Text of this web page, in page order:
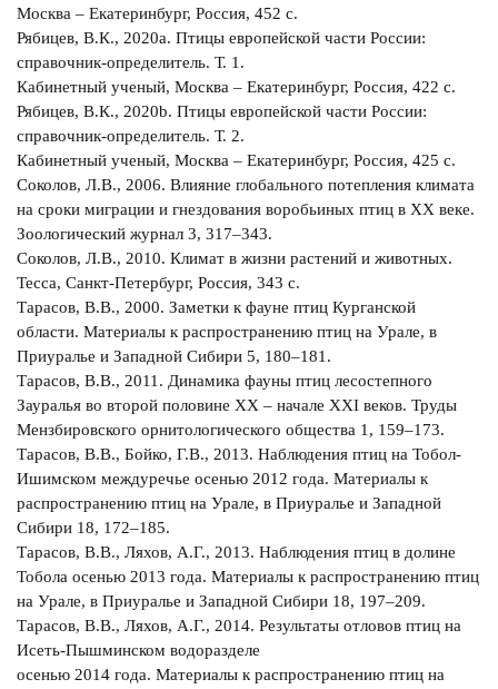
Москва – Екатеринбург, Россия, 452 с.
Рябицев, В.К., 2020a. Птицы европейской части России:
справочник-определитель. Т. 1.
Кабинетный ученый, Москва – Екатеринбург, Россия, 422 с.
Рябицев, В.К., 2020b. Птицы европейской части России:
справочник-определитель. Т. 2.
Кабинетный ученый, Москва – Екатеринбург, Россия, 425 с.
Соколов, Л.В., 2006. Влияние глобального потепления климата
на сроки миграции и гнездования воробьиных птиц в ХХ веке.
Зоологический журнал 3, 317–343.
Соколов, Л.В., 2010. Климат в жизни растений и животных.
Тесса, Санкт-Петербург, Россия, 343 с.
Тарасов, В.В., 2000. Заметки к фауне птиц Курганской
области. Материалы к распространению птиц на Урале, в
Приуралье и Западной Сибири 5, 180–181.
Тарасов, В.В., 2011. Динамика фауны птиц лесостепного
Зауралья во второй половине XX – начале XXI веков. Труды
Мензбировского орнитологического общества 1, 159–173.
Тарасов, В.В., Бойко, Г.В., 2013. Наблюдения птиц на Тобол-
Ишимском междуречье осенью 2012 года. Материалы к
распространению птиц на Урале, в Приуралье и Западной
Сибири 18, 172–185.
Тарасов, В.В., Ляхов, А.Г., 2013. Наблюдения птиц в долине
Тобола осенью 2013 года. Материалы к распространению птиц
на Урале, в Приуралье и Западной Сибири 18, 197–209.
Тарасов, В.В., Ляхов, А.Г., 2014. Результаты отловов птиц на
Исеть-Пышминском водоразделе
осенью 2014 года. Материалы к распространению птиц на